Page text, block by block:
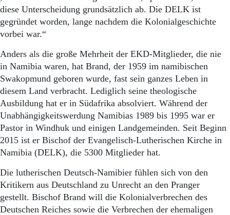
diese Unterscheidung grundsätzlich ab. Die DELK ist
gegründet worden, lange nachdem die Kolonialgeschichte
vorbei war.“
Anders als die große Mehrheit der EKD-Mitglieder, die nie
in Namibia waren, hat Brand, der 1959 im namibischen
Swakopmund geboren wurde, fast sein ganzes Leben in
diesem Land verbracht. Lediglich seine theologische
Ausbildung hat er in Südafrika absolviert. Während der
Unabhängigkeitswerdung Namibias 1989 bis 1995 war er
Pastor in Windhuk und einigen Landgemeinden. Seit Beginn
2015 ist er Bischof der Evangelisch-Lutherischen Kirche in
Namibia (DELK), die 5300 Mitglieder hat.
Die lutherischen Deutsch-Namibier fühlen sich von den
Kritikern aus Deutschland zu Unrecht an den Pranger
gestellt. Bischof Brand will die Kolonialverbrechen des
Deutschen Reiches sowie die Verbrechen der ehemaligen